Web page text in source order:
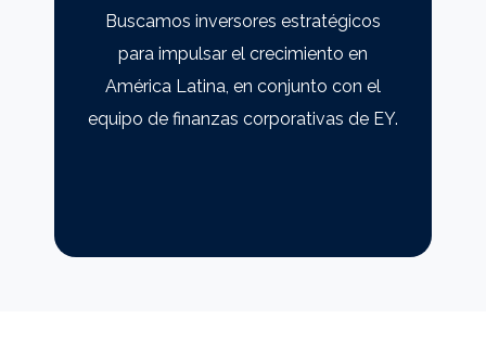
Buscamos inversores estratégicos
para impulsar el crecimiento en
América Latina, en conjunto con el
equipo de finanzas corporativas de EY.